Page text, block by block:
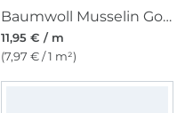
Baumwoll Musselin Golden Dots, marine
11,95 € / m
(7,97 € / 1 m²)